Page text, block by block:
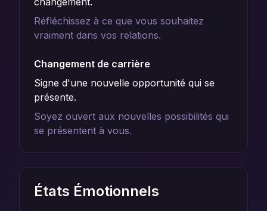
Réfléchissez à ce que vous souhaitez
vraiment dans vos relations.
Changement de carrière
Signe d'une nouvelle opportunité qui se
présente.
Soyez ouvert aux nouvelles possibilités qui
se présentent à vous.
États Émotionnels